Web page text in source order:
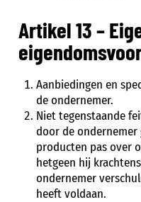
Artikel 13 –
Aanbiedingen en
de ondernemer.
Niet tegenstaande
door de ondernemer
producten pas over
hetgeen hij
ondernemer
heeft voldaan.